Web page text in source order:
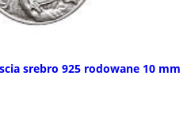
srebro 925 rodowane 10 mm